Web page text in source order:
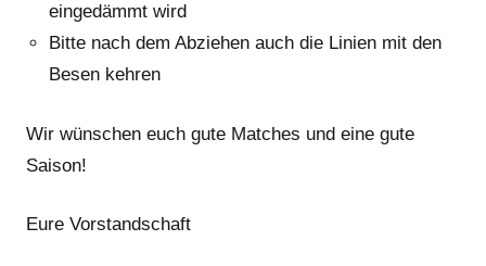
eingedämmt wird
Bitte nach dem Abziehen auch die Linien mit den
Besen kehren
Wir wünschen euch gute Matches und eine gute
Saison!
Eure Vorstandschaft